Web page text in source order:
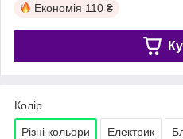
Економія 110 ₴
Колір
Різні кольори Електрик